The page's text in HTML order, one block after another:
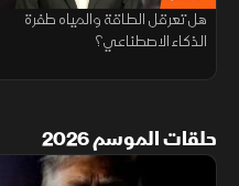
هل تعرقل الطاقة والمياه طفرة
الذكاء الاصطناعي؟
حلقات الموسم 2026